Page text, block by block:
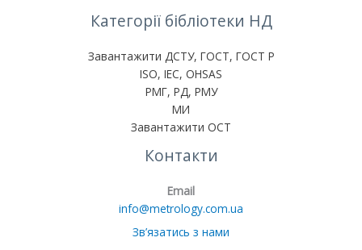
Категорії бібліотеки НД
Завантажити ДСТУ, ГОСТ, ГОСТ Р
ISO, IEC, OHSAS
РМГ, РД, РМУ
МИ
Завантажити ОСТ
Контакти
Email
info@metrology.com.ua
Зв’язатись з нами